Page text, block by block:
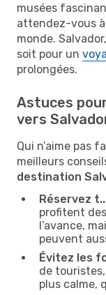
musées
attendez-vous
monde.
soit pour un
prolongées.
Astuces
vers
Qui n’aime pas
meilleurs
destination
Réservez
profitent
l’avance,
peuvent
Évitez les
de
plus calme,